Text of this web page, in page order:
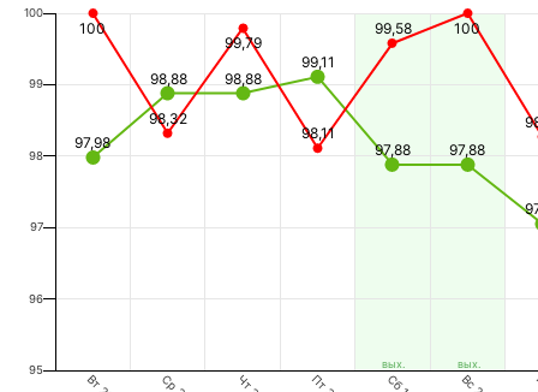
вых. вых.
97,98
98,88 98,88
99,11
97,88 97,88
100
98,32
99,79
98,11
99,58 100
Сб 1 Вс 2
95
96
97
98
99
100